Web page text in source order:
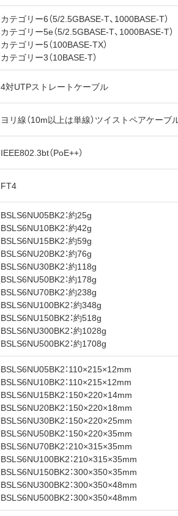
カテゴリー6（5/2.5GBASE-T、1000BASE-T）
カテゴリー5e（5/2.5GBASE-T、1000BASE-T）
カテゴリー5（100BASE-TX）
カテゴリー3（10BASE-T）
4対UTPストレートケーブル
ヨリ線（10m以上は単線）ツイストペアケーブ
IEEE802.3bt（PoE++）
FT4
BSLS6NU05BK2：約25g
BSLS6NU10BK2：約42g
BSLS6NU15BK2：約59g
BSLS6NU20BK2：約76g
BSLS6NU30BK2：約118g
BSLS6NU50BK2：約178g
BSLS6NU70BK2：約238g
BSLS6NU100BK2：約348g
BSLS6NU150BK2：約518g
BSLS6NU300BK2：約1028g
BSLS6NU500BK2：約1708g
BSLS6NU05BK2：110×215×12mm
BSLS6NU10BK2：110×215×12mm
BSLS6NU15BK2：150×220×14mm
BSLS6NU20BK2：150×220×18mm
BSLS6NU30BK2：150×220×25mm
BSLS6NU50BK2：150×220×35mm
BSLS6NU70BK2：210×315×35mm
BSLS6NU100BK2：210×315×35mm
BSLS6NU150BK2：300×350×35mm
BSLS6NU300BK2：300×350×48mm
BSLS6NU500BK2：300×350×48mm